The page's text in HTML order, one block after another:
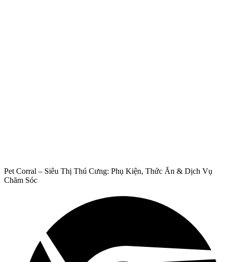
Pet Corral – Siêu Thị Thú Cưng: Phụ Kiện, Thức Ăn & Dịch Vụ
Chăm Sóc